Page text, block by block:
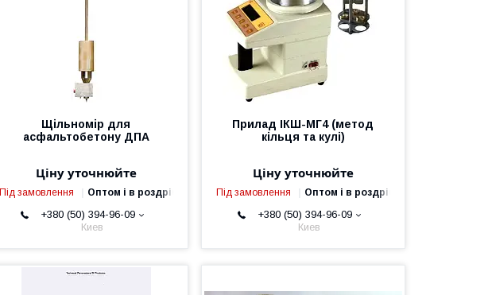
Щільномір для
асфальтобетону ДПА
Ціну уточнюйте
Під замовлення Оптом і в роздріб
+380 (50) 394-96-09
Киев
Прилад ІКШ-МГ4 (метод
кільця та кулі)
Ціну уточнюйте
Під замовлення Оптом і в роздріб
+380 (50) 394-96-09
Киев